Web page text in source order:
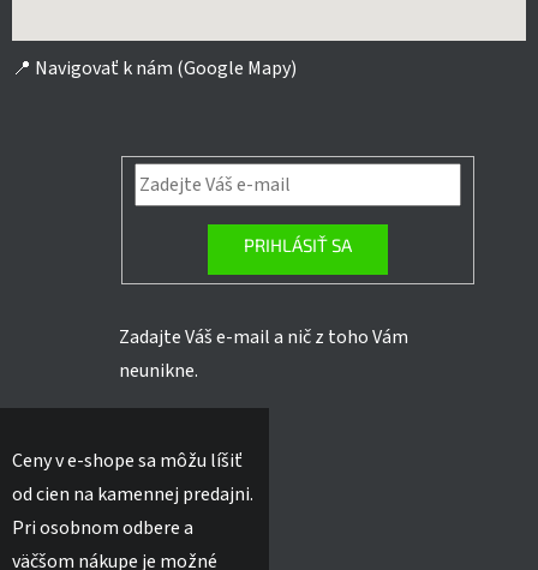
📍 Navigovať k nám (Google Mapy)
PRIHLÁSIŤ SA
Zadajte Váš e-mail a nič z toho Vám
neunikne.
Ceny v e-shope sa môžu líšiť
od cien na kamennej predajni.
Pri osobnom odbere a
väčšom nákupe je možné